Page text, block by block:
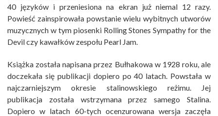
40 języków i przeniesiona na ekran już niemal 12 razy.
Powieść zainspirowała powstanie wielu wybitnych utworów
muzycznych w tym piosenki Rolling Stones Sympathy for the
Devil czy kawałków zespołu Pearl Jam.
Książka została napisana przez Bułhakowa w 1928 roku, ale
doczekała się publikacji dopiero po 40 latach. Powstała w
najczarniejszym okresie stalinowskiego reżimu. Jej
publikacja została wstrzymana przez samego Stalina.
Dopiero w latach 60-tych ocenzurowana wersja zaczęła